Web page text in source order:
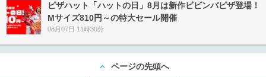
ピザハット「ハットの日」8月は新作ビビンバピザ登場！
Mサイズ810円～の特大セール開催
08月07日 11時30分
ページの先頭へ